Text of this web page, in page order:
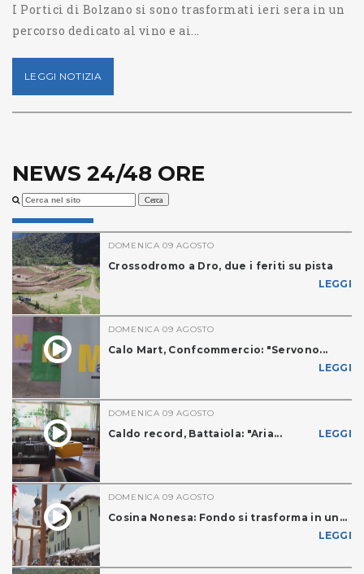
I Portici di Bolzano si sono trasformati ieri sera in un
percorso dedicato al vino e ai...
LEGGI NOTIZIA
NEWS 24/48 ORE
DOMENICA 09 AGOSTO
Crossodromo a Dro, due i feriti su pista
LEGGI
DOMENICA 09 AGOSTO
Calo Mart, Confcommercio: "Servono...
LEGGI
DOMENICA 09 AGOSTO
Caldo record, Battaiola: "Aria... LEGGI
DOMENICA 09 AGOSTO
Cosina Nonesa: Fondo si trasforma in un...
LEGGI